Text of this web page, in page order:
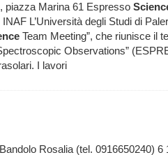
piazza Marina 61 Espresso
INAF L’Università degli Studi di
Team Meeting”, che riunisce il
Observations”
I lavori
Rosalia (tel. 0916650240) 6